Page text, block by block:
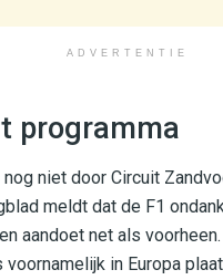
ADVERTENTIE
programma
niet door Circuit
meldt dat de F1
aandoet net als
in Europa